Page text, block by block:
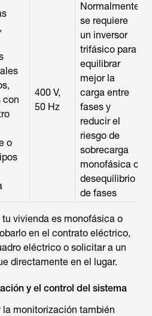
con
o
400 V,
50 Hz
Normalmente
se requiere
un inversor
trifásico para
equilibrar
mejor la
carga entre
fases y
reducir el
riesgo de
sobrecarga
monofásica o
desequilibrio
de fases
vivienda es monofásica o
en el contrato eléctrico,
eléctrico o solicitar a un
directamente en el lugar.
y el control del sistema
monitorización también